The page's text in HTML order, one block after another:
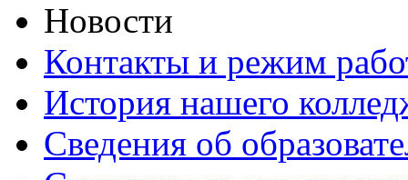
Новости
Контакты и режим
История нашего
Сведения об